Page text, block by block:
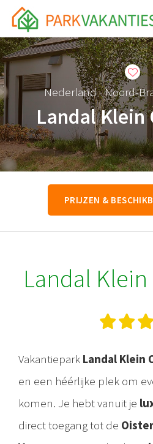
Nederland–Noord-
Landal
PRIJZEN &
Landal
Vakantiepark Landal Klein
en een héérlijke plek om
komen. Je hebt vanuit je
direct toegang tot de